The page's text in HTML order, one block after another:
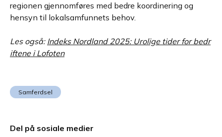
regionen gjennomføres med bedre koordinering og
hensyn til lokalsamfunnets behov.
Les også: Indeks Nordland 2025: Urolige tider for bedr
iftene i Lofoten
Samferdsel
Del på sosiale medier